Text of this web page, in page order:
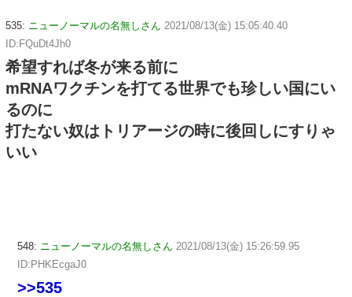
535: ニューノーマルの名無しさん 2021/08/13(金) 15:05:40.40
ID:FQuDt4Jh0
希望すれば冬が来る前に
mRNAワクチンを打てる世界でも珍しい国にい
るのに
打たない奴はトリアージの時に後回しにすりゃ
いい
548: ニューノーマルの名無しさん 2021/08/13(金) 15:26:59.95
ID:PHKEcgaJ0
>>535